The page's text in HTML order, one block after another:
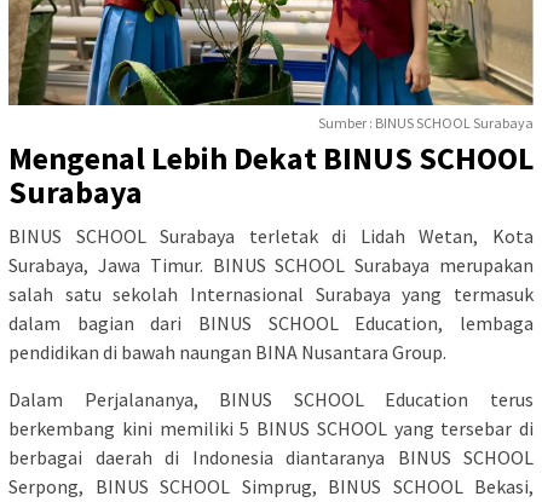
Sumber : BINUS SCHOOL Surabaya
Mengenal Lebih Dekat BINUS SCHOOL
Surabaya
BINUS SCHOOL Surabaya terletak di Lidah Wetan, Kota
Surabaya, Jawa Timur. BINUS SCHOOL Surabaya merupakan
salah satu sekolah Internasional Surabaya yang termasuk
dalam bagian dari BINUS SCHOOL Education, lembaga
pendidikan di bawah naungan BINA Nusantara Group.
Dalam Perjalananya, BINUS SCHOOL Education terus
berkembang kini memiliki 5 BINUS SCHOOL yang tersebar di
berbagai daerah di Indonesia diantaranya BINUS SCHOOL
Serpong, BINUS SCHOOL Simprug, BINUS SCHOOL Bekasi,